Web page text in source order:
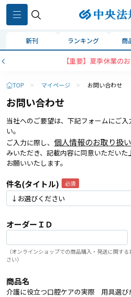
新刊 ランキング 商
【重要】夏季休業の
TOP > マイページ > お問い合わせ
お問い合わせ
当社へのご要望は、下記フォームにご
い。
ご入力に際し、 個人情報のお取り扱
みいただき、記載内容に同意いただい
お願いいたします。
件名(タイトル)
オーダーＩＤ
（オンラインショップでの商品購入・発送に関す
さい）
商品名
介護に役立つ口腔ケアの実際 用具選び